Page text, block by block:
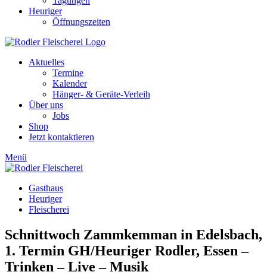
Heuriger
Öffnungszeiten
Aktuelles
Termine
Kalender
Hänger- & Geräte-Verleih
Über uns
Jobs
Shop
Jetzt kontaktieren
Menü
Gasthaus
Heuriger
Fleischerei
Schnittwoch Zammkemman in Edelsbach,
1. Termin GH/Heuriger Rodler, Essen –
Trinken – Live – Musik